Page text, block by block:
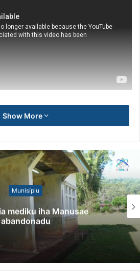
Show More
Munisípiu
mediku iha Manusae
abandonadu